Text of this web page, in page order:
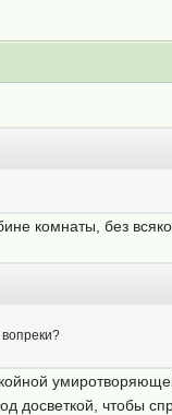
комнаты, без
досветкой, чтобы